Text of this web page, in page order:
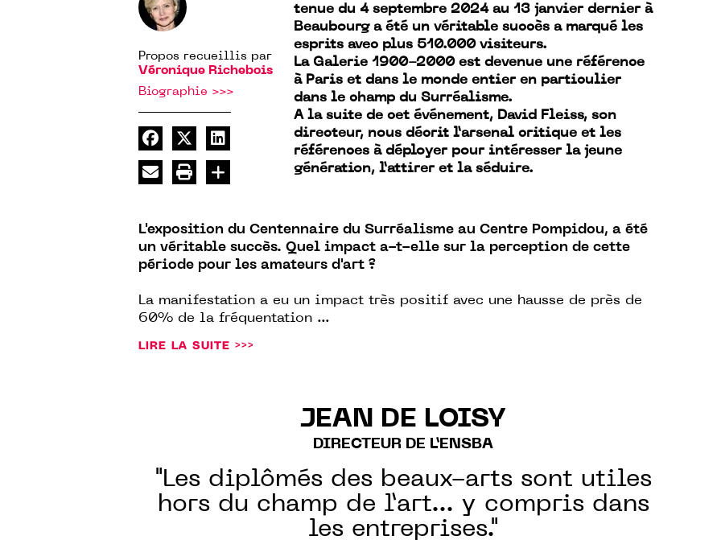
Propos recueillis par
Véronique Richebois
Biographie >>>
tenue du 4 septembre 2024 au 13 janvier dernier à
Beaubourg a été un véritable succès a marqué les
esprits avec plus 510.000 visiteurs.
La Galerie 1900-2000 est devenue une référence
à Paris et dans le monde entier en particulier
dans le champ du Surréalisme.
A la suite de cet événement, David Fleiss, son
directeur, nous décrit l’arsenal critique et les
références à déployer pour intéresser la jeune
génération, l’attirer et la séduire.
L'exposition du Centennaire du Surréalisme au Centre Pompidou, a été
un véritable succès. Quel impact a-t-elle sur la perception de cette
période pour les amateurs d'art ?
La manifestation a eu un impact très positif avec une hausse de près de
60% de la fréquentation ...
LIRE LA SUITE >>>
JEAN DE LOISY
DIRECTEUR DE L’ENSBA
"Les diplômés des beaux-arts sont utiles
hors du champ de l’art… y compris dans
les entreprises."